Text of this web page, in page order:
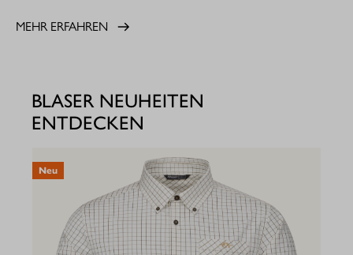
MEHR ERFAHREN
BLASER NEUHEITEN
ENTDECKEN
Neu